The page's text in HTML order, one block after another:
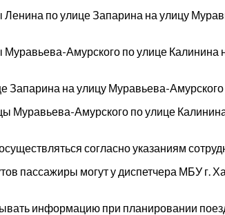
по улице Запарина на улицу
Амурского по улице Калинина
Запарина на улицу Муравьева-
Муравьева-Амурского по улице
согласно указаниям
пассажиры могут у диспетчера МБУ г.
информацию при планировании